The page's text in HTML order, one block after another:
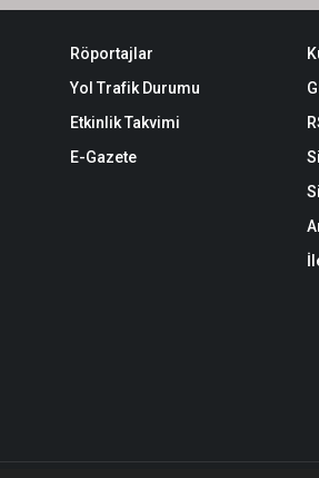
Röportajlar
Yol Trafik Durumu
Etkinlik Takvimi
E-Gazete